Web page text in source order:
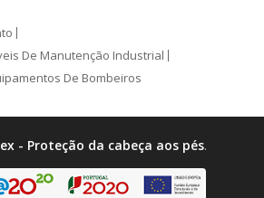
De Manutenção Industrial
De Bombeiros
- Proteção da cabeça aos pés.